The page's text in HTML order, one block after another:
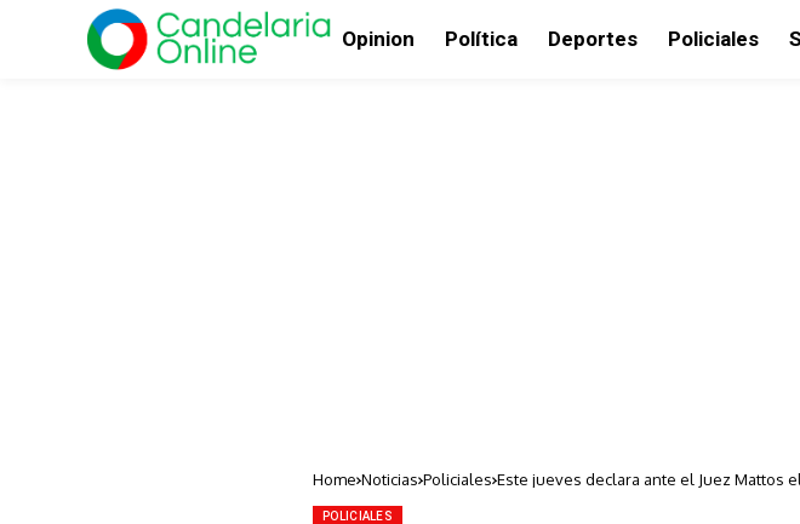
Opinion Política Deportes Policiales
Home Noticias Policiales Este jueves declara ante el Juez Mattos
POLICIALES